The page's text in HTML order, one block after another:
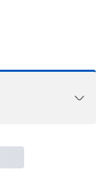
z ofert z listy